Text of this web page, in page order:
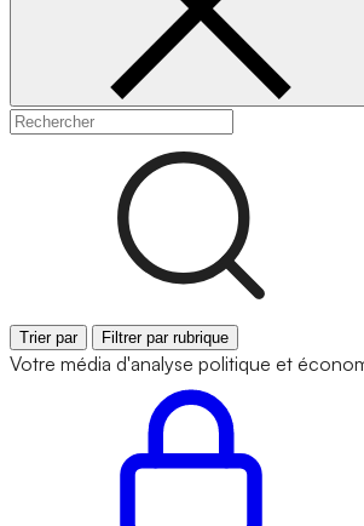
Trier par Filtrer par rubrique
Votre média d'analyse politique et